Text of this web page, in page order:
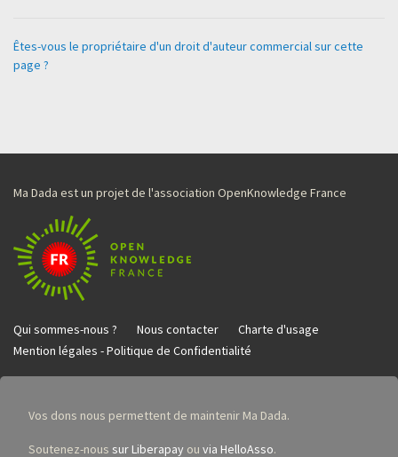
Êtes-vous le propriétaire d'un droit d'auteur commercial sur cette
page ?
Ma Dada est un projet de l'association OpenKnowledge France
Qui sommes-nous ? Nous contacter
Charte d'usage
Mention légales - Politique de Confidentialité
Vos dons nous permettent de maintenir Ma Dada.
Soutenez-nous sur Liberapay ou via HelloAsso.